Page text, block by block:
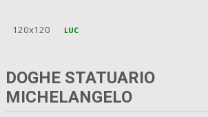
120x120 LUC
DOGHE STATUARIO
MICHELANGELO